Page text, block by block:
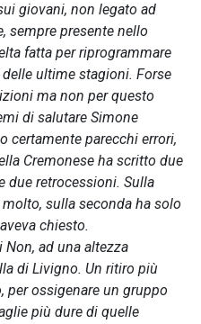
giovani, non legato ad
sempre presente nello
fatta per riprogrammare
ultime stagioni. Forse
ma non per questo
di salutare Simone
certamente parecchi errori,
Cremonese ha scritto due
due retrocessioni. Sulla
sulla seconda ha solo
chiesto.
ad una altezza
di Livigno. Un ritiro più
per ossigenare un gruppo
più dure di quelle